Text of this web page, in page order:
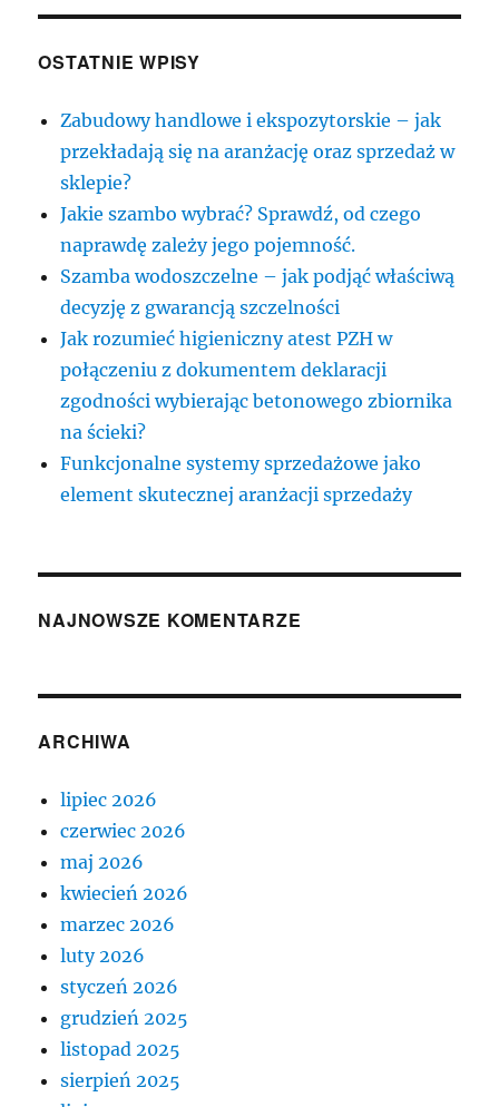
OSTATNIE WPISY
Zabudowy handlowe i ekspozytorskie – jak
przekładają się na aranżację oraz sprzedaż w
sklepie?
Jakie szambo wybrać? Sprawdź, od czego
naprawdę zależy jego pojemność.
Szamba wodoszczelne – jak podjąć właściwą
decyzję z gwarancją szczelności
Jak rozumieć higieniczny atest PZH w
połączeniu z dokumentem deklaracji
zgodności wybierając betonowego zbiornika
na ścieki?
Funkcjonalne systemy sprzedażowe jako
element skutecznej aranżacji sprzedaży
NAJNOWSZE KOMENTARZE
ARCHIWA
lipiec 2026
czerwiec 2026
maj 2026
kwiecień 2026
marzec 2026
luty 2026
styczeń 2026
grudzień 2025
listopad 2025
sierpień 2025